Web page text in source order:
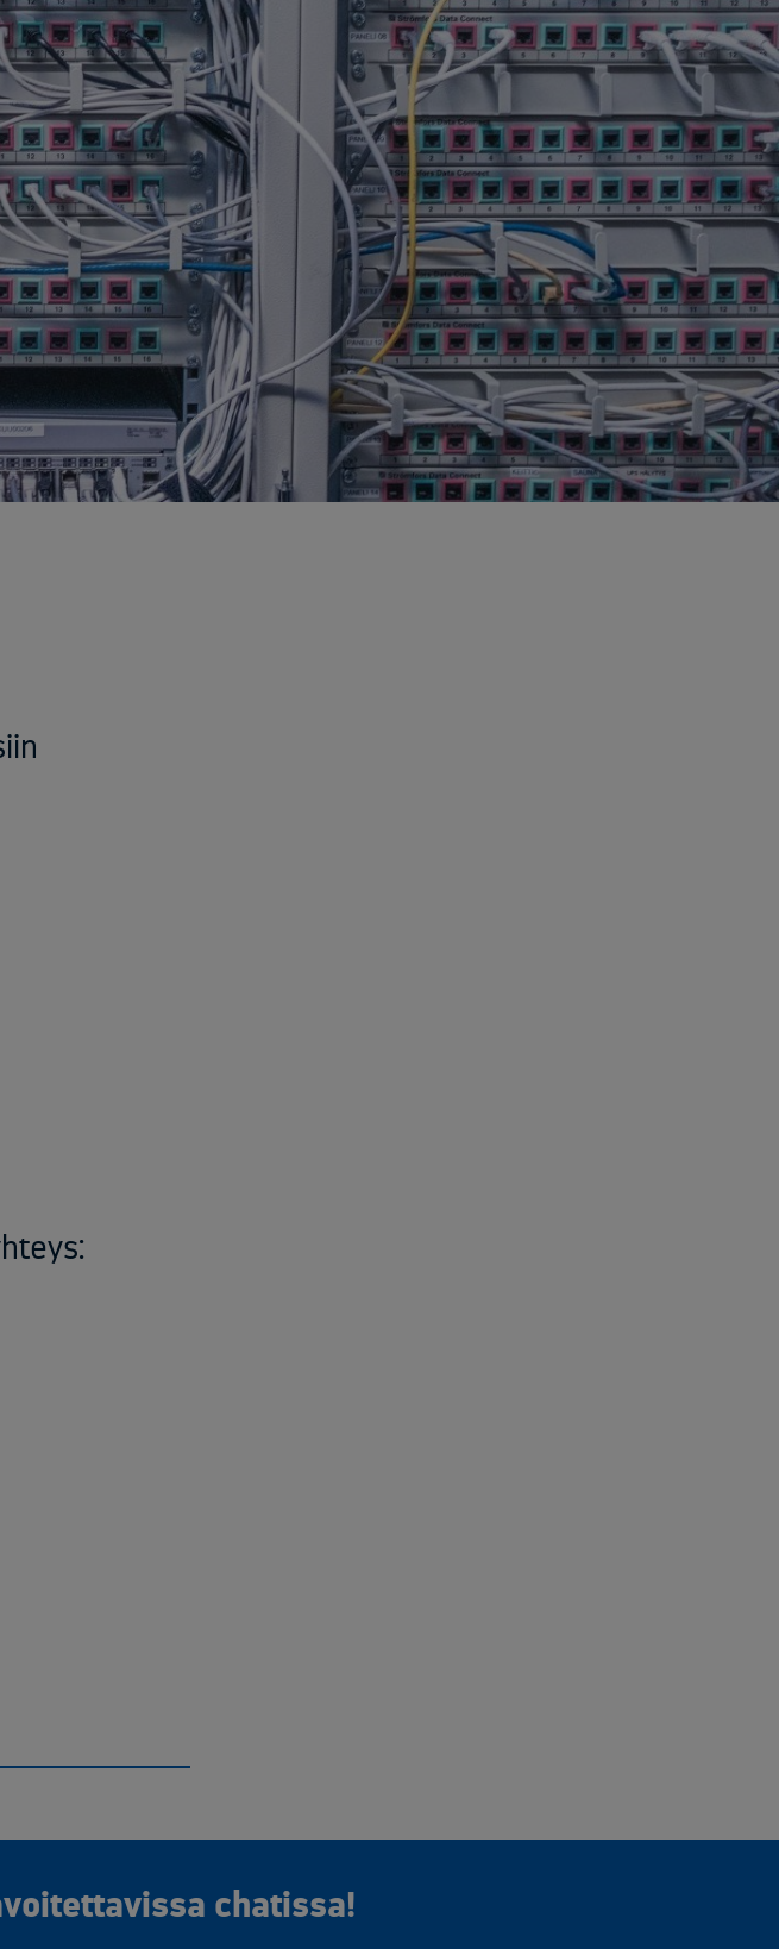
Sähkö ja energia
Akkujen kierrätys
Asbestijätteen käsittely ja loppusijoitus
Elektroniikan tietoturvaratkaisut
Kaapeleiden kierrätys
Kyllästettyjen pylväiden kierrätys
Metallien käsittely ja kierrätys raaka-aineiksi
Muuntajien käsittely ja kierrätys
Rakennus- ja purkujätteen hyödyntäminen
Saastuneen maaperän käsittely
SF6 Kaasueristeisten laitteiden ja kojeiden kierrätys
Sähköinen siirtoasiakirjapalvelu
Tuulivoimaloiden kierrätys
chatissa!